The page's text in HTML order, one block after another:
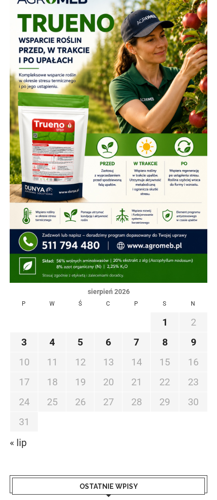
sierpień 2026
P W Ś C P S N
1
2
3
4 5 6 7 8
9
10
11 12 13 14 15
16
17
18 19 20 21 22
23
24
25 26 27 28 29
30
31
« lip
OSTATNIE WPISY